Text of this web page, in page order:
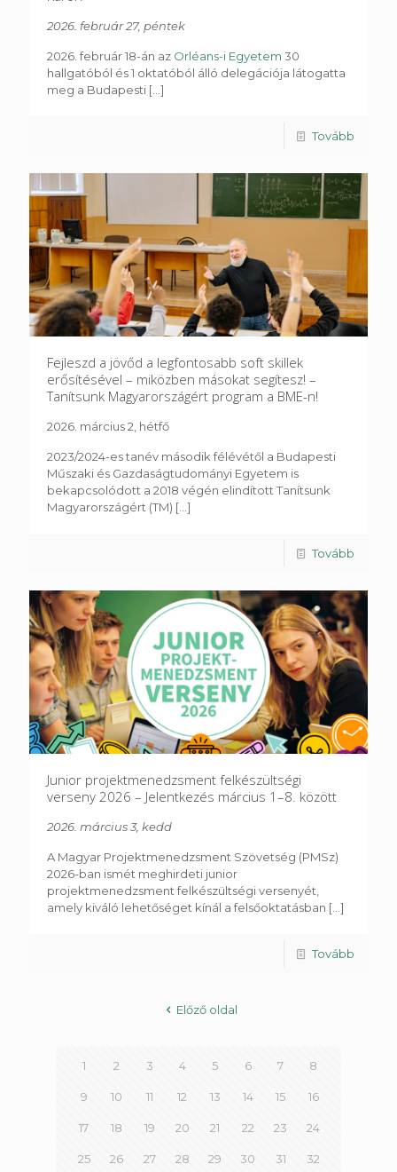
2026. február 27, péntek
2026. február 18-án az Orléans-i Egyetem 30
hallgatóból és 1 oktatóból álló delegációja látogatta
meg a Budapesti [...]
Tovább
Fejleszd a jövőd a legfontosabb soft skillek
erősítésével – miközben másokat segítesz! –
Tanítsunk Magyarországért program a BME-n!
2026. március 2, hétfő
2023/2024-es tanév második félévétől a Budapesti
Műszaki és Gazdaságtudományi Egyetem is
bekapcsolódott a 2018 végén elindított Tanítsunk
Magyarországért (TM) [...]
Tovább
Junior projektmenedzsment felkészültségi
verseny 2026 – Jelentkezés március 1–8. között
2026. március 3, kedd
A Magyar Projektmenedzsment Szövetség (PMSz)
2026-ban ismét meghirdeti junior
projektmenedzsment felkészültségi versenyét,
amely kiváló lehetőséget kínál a felsőoktatásban [...]
Tovább
Előző oldal
1 2 3 4 5 6 7 8
9 10 11 12 13 14 15 16
17 18 19 20 21 22 23 24
25 26 27 28 29 30 31 32